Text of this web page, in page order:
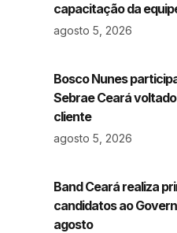
capacitação da
agosto 5, 2026
Bosco Nunes
Sebrae Ceará
cliente
agosto 5, 2026
Band Ceará realiza
candidatos ao
agosto